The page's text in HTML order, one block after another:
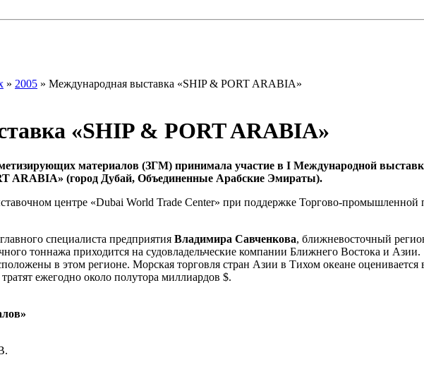
» 2005 » Международная выставка «SHIP & PORT ARABIA»
«SHIP & PORT ARABIA»
материалов (ЗГМ) принимала участие в I Международной
ARABIA» (город Дубай, Объединенные Арабские Эмираты).
центре «Dubai World Trade Center» при поддержке Торгово-промышленной
специалиста предприятия Владимира Савченкова, ближневосточный
тоннажа приходится на судовладельческие компании Ближнего Востока и
в этом регионе. Морская торговля стран Азии в Тихом океане оценивается
ежегодно около полутора миллиардов $.